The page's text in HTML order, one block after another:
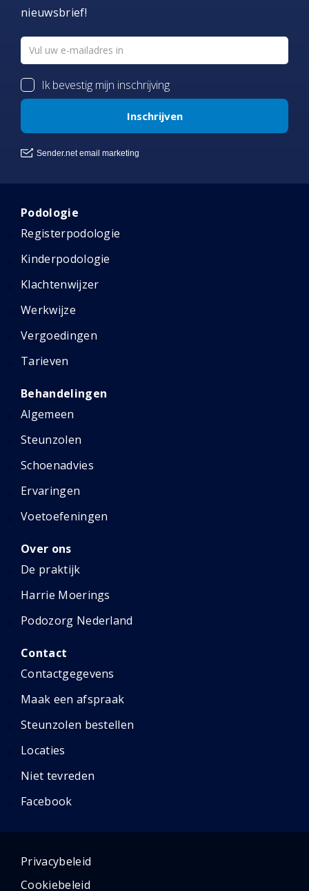
nieuwsbrief!
Podologie
Registerpodologie
Kinderpodologie
Klachtenwijzer
Werkwijze
Vergoedingen
Tarieven
Behandelingen
Algemeen
Steunzolen
Schoenadvies
Ervaringen
Voetoefeningen
Over ons
De praktijk
Harrie Moerings
Podozorg Nederland
Contact
Contactgegevens
Maak een afspraak
Steunzolen bestellen
Locaties
Niet tevreden
Facebook
Privacybeleid
Cookiebeleid